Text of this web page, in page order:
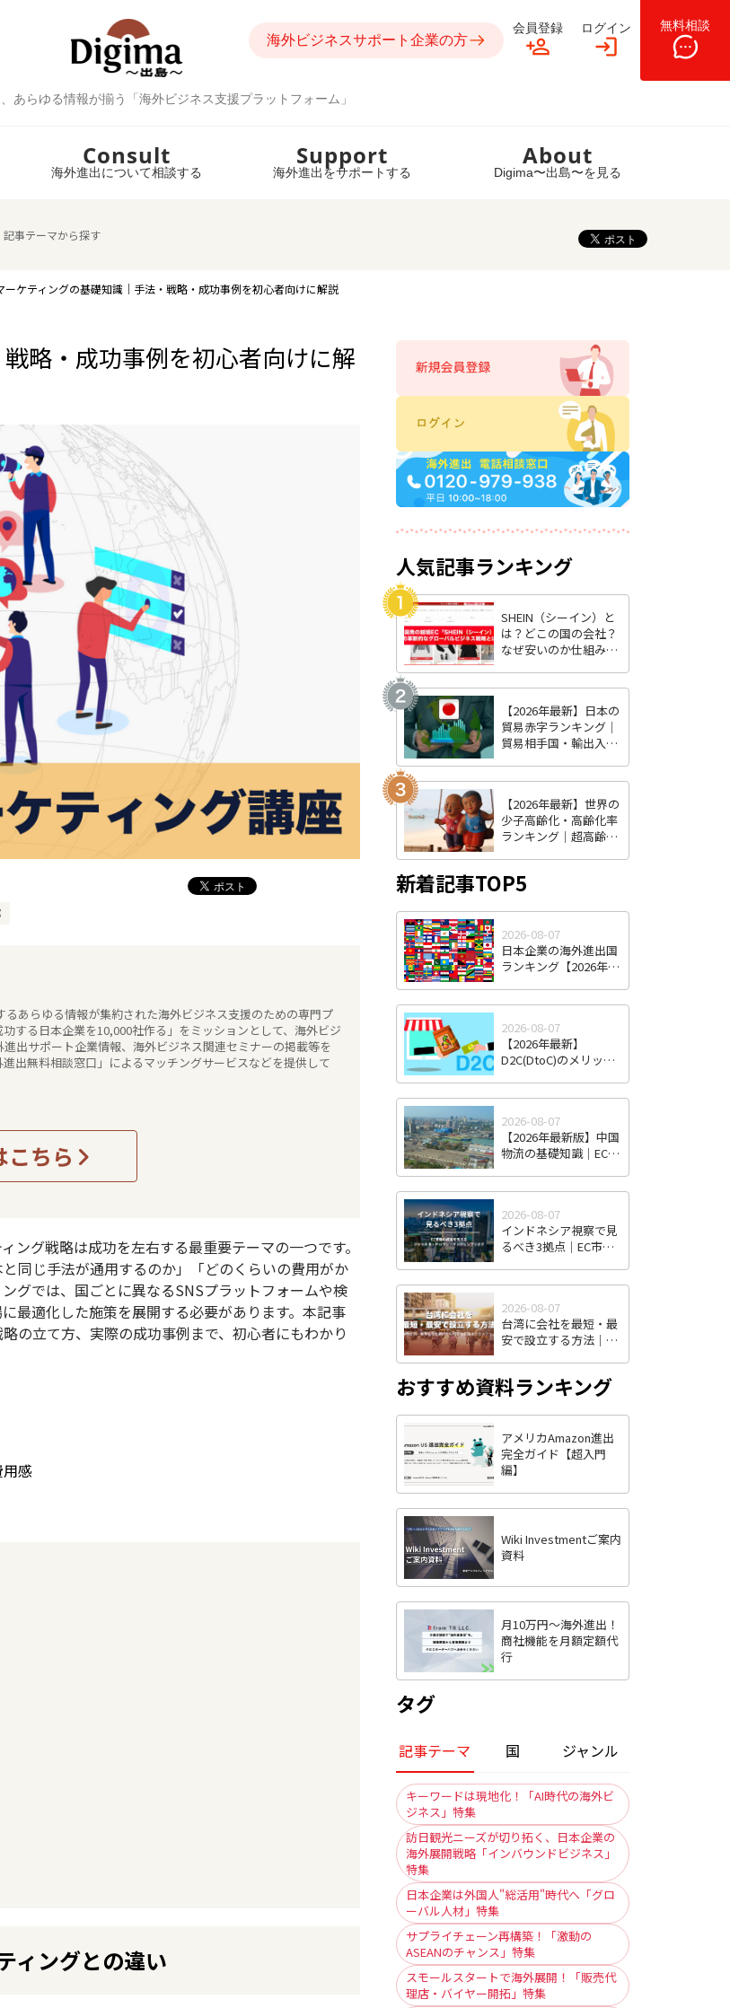
あらゆる情報が揃う「海外ビジネス支援プラットフォーム」
海外ビジネスサポート企業の方
会員登録 ログイン 無料相談
Consult
海外進出について相談する
Support
海外進出をサポートする
About
Digima〜出島〜を見る
記事テーマから探す
ーケティングの基礎知識｜手法・戦略・成功事例を初心者向けに解説
略・成功事例を初心者向けに解
るあらゆる情報が集約された海外ビジネス支援のための専門プ
する日本企業を10,000社作る」をミッションとして、海外ビジ
出サポート企業情報、海外ビジネス関連セミナーの掲載等を
出無料相談窓口」によるマッチングサービスなどを提供して
こちら
グ戦略は成功を左右する最重要テーマの一つです。
同じ手法が通用するのか」「どのくらいの費用がか
グでは、国ごとに異なるSNSプラットフォームや検
最適化した施策を展開する必要があります。本記事
の立て方、実際の成功事例まで、初心者にもわかり
用感
ィングとの違い
人気記事ランキング
SHEIN（シーイン）と
は？どこの国の会社？
なぜ安いのか仕組みを
【2026年最新】日本の
貿易赤字ランキング｜
貿易相手国・輸出入品
【2026年最新】世界の
少子高齢化・高齢化率
ランキング｜超高齢社
新着記事TOP5
2026-08-07
日本企業の海外進出国
ランキング【2026年最
2026-08-07
【2026年最新】
D2C(DtoC)のメリット
ポイント
2026-08-07
【2026年最新版】中国
物流の基礎知識｜EC・
2026-08-07
インドネシア視察で見
るべき3拠点｜EC市場
2026-08-07
台湾に会社を最短・最
安で設立する方法｜株
まで全ステップ解説
おすすめ資料ランキング
アメリカAmazon進出
完全ガイド【超入門
編】
Wiki Investmentご案内
資料
月10万円〜海外進出！
商社機能を月額定額代
行
タグ
記事テーマ 国 ジャンル
キーワードは現地化！「AI時代の海外ビ
ジネス」特集
訪日観光ニーズが切り拓く、日本企業の
海外展開戦略「インバウンドビジネス」
特集
日本企業は外国人"総活用"時代へ「グロ
ーバル人材」特集
サプライチェーン再構築！「激動の
ASEANのチャンス」特集
スモールスタートで海外展開！「販売代
理店・バイヤー開拓」特集